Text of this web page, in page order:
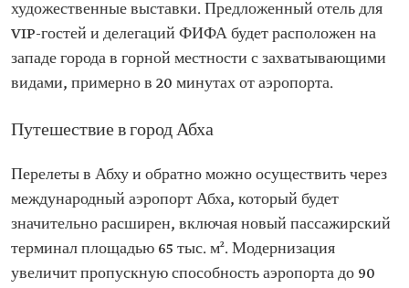
художественные выставки. Предложенный отель для
VIP-гостей и делегаций ФИФА будет расположен на
западе города в горной местности с захватывающими
видами, примерно в 20 минутах от аэропорта.
Путешествие в город Абха
Перелеты в Абху и обратно можно осуществить через
международный аэропорт Абха, который будет
значительно расширен, включая новый пассажирский
терминал площадью 65 тыс. м². Модернизация
увеличит пропускную способность аэропорта до 90